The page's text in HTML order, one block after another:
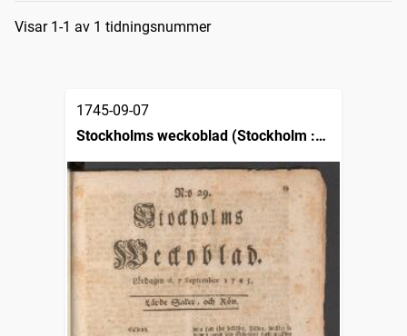
Sökresultat
Visar 1-1 av 1 tidningsnummer
1745-09-07
Stockholms weckoblad (Stockholm :
1745)